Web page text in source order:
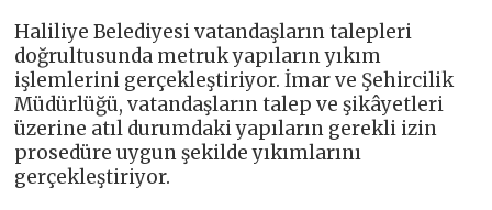
Haliliye Belediyesi vatandaşların talepleri
doğrultusunda metruk yapıların yıkım
işlemlerini gerçekleştiriyor. İmar ve Şehircilik
Müdürlüğü, vatandaşların talep ve şikâyetleri
üzerine atıl durumdaki yapıların gerekli izin
prosedüre uygun şekilde yıkımlarını
gerçekleştiriyor.